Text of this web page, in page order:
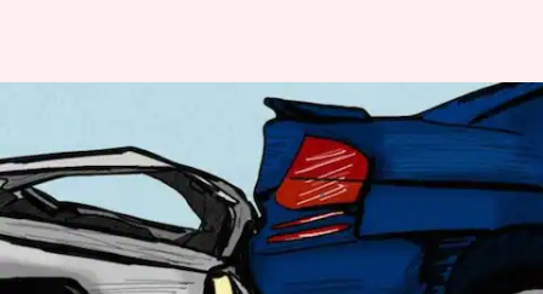
2021లో లక్షా యాభై మూడు
వేలమందికి పైగా రోడ్డు ప్రమాదాల్లో బలి
వ్రాసిన వారు Nishkala Sathivada Dec 30, 2022 11:25 am
ఈ వార్తాకథనం ఏంటి